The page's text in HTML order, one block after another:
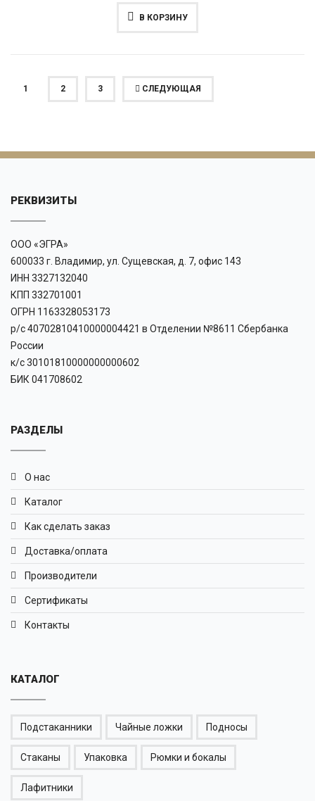
В КОРЗИНУ
1 (ТЕКУЩАЯ)
2 3 СЛЕДУЮЩАЯ
РЕКВИЗИТЫ
ООО «ЭГРА»
600033 г. Владимир, ул. Сущевская, д. 7, офис 143
ИНН 3327132040
КПП 332701001
ОГРН 1163328053173
р/с 40702810410000004421 в Отделении №8611 Сбербанка
России
к/с 30101810000000000602
БИК 041708602
РАЗДЕЛЫ
О нас
Каталог
Как сделать заказ
Доставка/оплата
Производители
Сертификаты
Контакты
КАТАЛОГ
Подстаканники Чайные ложки Подносы
Стаканы Упаковка Рюмки и бокалы
Лафитники